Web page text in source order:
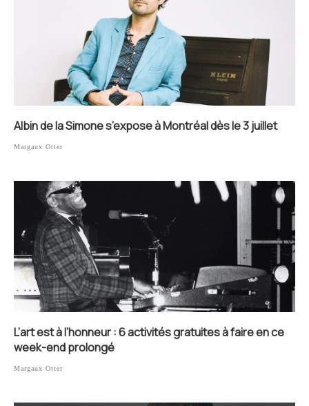
Albin de la Simone s’expose à Montréal dès le 3 juillet
Margaux Otter
L’art est à l’honneur : 6 activités gratuites à faire en ce
week-end prolongé
Margaux Otter